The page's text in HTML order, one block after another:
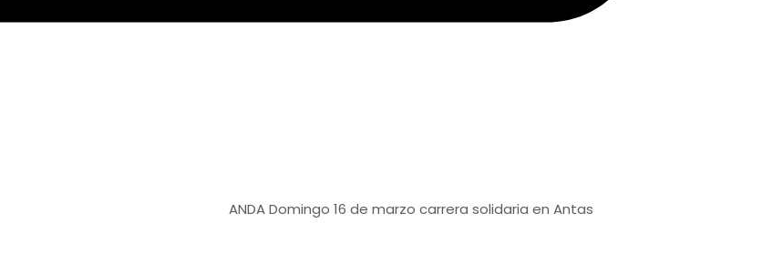
Domingo 16 de marzo carrera solidaria en Antas